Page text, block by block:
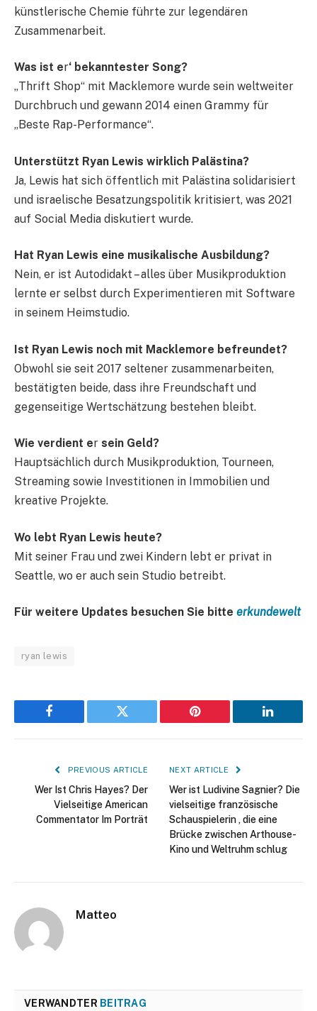
künstlerische Chemie führte zur legendären
Zusammenarbeit.
Was ist er‘ bekanntester Song?
„Thrift Shop“ mit Macklemore wurde sein weltweiter
Durchbruch und gewann 2014 einen Grammy für
„Beste Rap-Performance“.
Unterstützt Ryan Lewis wirklich Palästina?
Ja, Lewis hat sich öffentlich mit Palästina solidarisiert
und israelische Besatzungspolitik kritisiert, was 2021
auf Social Media diskutiert wurde.
Hat Ryan Lewis eine musikalische Ausbildung?
Nein, er ist Autodidakt – alles über Musikproduktion
lernte er selbst durch Experimentieren mit Software
in seinem Heimstudio.
Ist Ryan Lewis noch mit Macklemore befreundet?
Obwohl sie seit 2017 seltener zusammenarbeiten,
bestätigten beide, dass ihre Freundschaft und
gegenseitige Wertschätzung bestehen bleibt.
Wie verdient er sein Geld?
Hauptsächlich durch Musikproduktion, Tourneen,
Streaming sowie Investitionen in Immobilien und
kreative Projekte.
Wo lebt Ryan Lewis heute?
Mit seiner Frau und zwei Kindern lebt er privat in
Seattle, wo er auch sein Studio betreibt.
Für weitere Updates besuchen Sie bitte erkundewelt
ryan lewis
Facebook Twitter Pinterest LinkedIn
PREVIOUS ARTICLE
Wer Ist Chris Hayes? Der
Vielseitige American
Commentator Im Porträt
NEXT ARTICLE
Wer ist Ludivine Sagnier? Die
vielseitige französische
Schauspielerin , die eine
Brücke zwischen Arthouse-
Kino und Weltruhm schlug
Matteo
VERWANDTER BEITRAG